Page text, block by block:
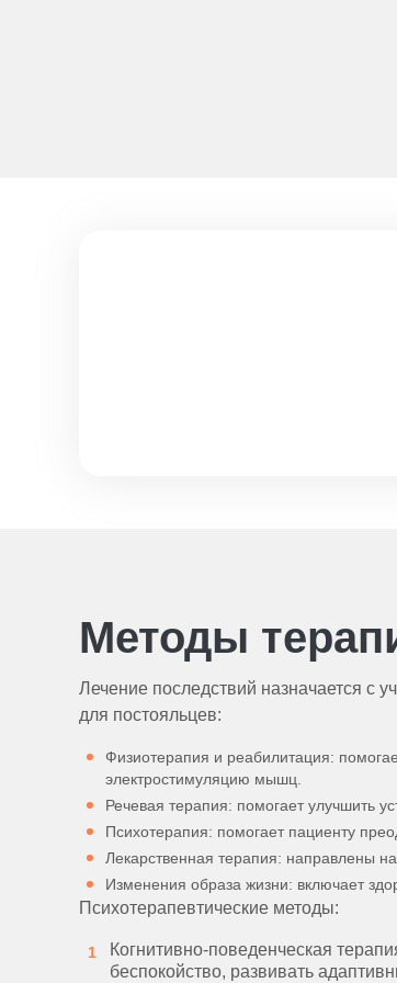
Методы
Лечение последствий назначается с
для постояльцев:
Физиотерапия и реабилитация:
электростимуляцию мышц.
Речевая терапия: помогает улучшить
Психотерапия: помогает пациенту
Лекарственная терапия: направлены
Изменения образа жизни: включает
Психотерапевтические методы:
Когнитивно-поведенческая
беспокойство, развивать